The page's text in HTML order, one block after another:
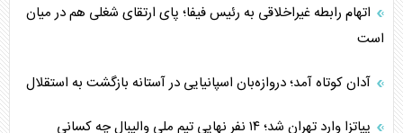
اتهام رابطه غیراخلاقی به رئیس فیفا؛ پای ارتقای شغلی هم در میان
است
آدان کوتاه آمد؛ دروازه‌بان اسپانیایی در آستانه بازگشت به استقلال
پیاتزا وارد تهران شد؛ ۱۴ نفر نهایی تیم ملی والیبال چه کسانی